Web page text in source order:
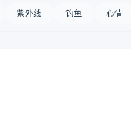
紫外线 钓鱼 心情